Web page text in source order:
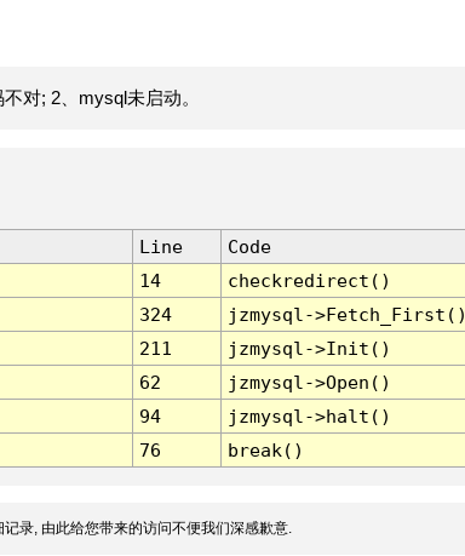
对; 2、mysql未启动。
Line
Code
14
checkredirect()
324
jzmysql-
211
jzmysql->Init()
62
jzmysql->Open()
94
jzmysql->halt()
76 break()
录, 由此给您带来的访问不便我们深感歉意.